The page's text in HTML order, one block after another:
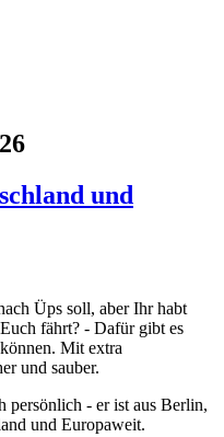
und
Üps soll, aber Ihr habt
fährt? - Dafür gibt es
Mit extra
und sauber.
persönlich - er ist aus Berlin,
und Europaweit.